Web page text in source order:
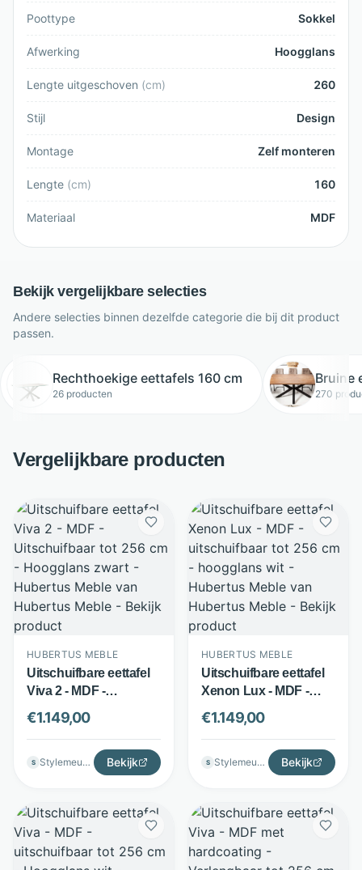
Poottype Sokkel
Afwerking Hoogglans
Lengte uitgeschoven (cm) 260
Stijl Design
Montage Zelf monteren
Lengte (cm) 160
Materiaal MDF
Bekijk vergelijkbare selecties
Andere selecties binnen dezelfde categorie die bij dit product
passen.
Rechthoekige eettafels 160 cm
26 producten
Bruine
270
Vergelijkbare producten
HUBERTUS MEBLE
Uitschuifbare eettafel
Viva 2 - MDF -
Uitschuifbaar tot 256
cm - Hoogglans zwart -
Hubertus Meble
€1.149,00
S Stylemeubels Bekijk
HUBERTUS MEBLE
Uitschuifbare eettafel
Xenon Lux - MDF -
uitschuifbaar tot 256
cm - hoogglans wit -
Hubertus Meble
€1.149,00
S Stylemeubels Bekijk